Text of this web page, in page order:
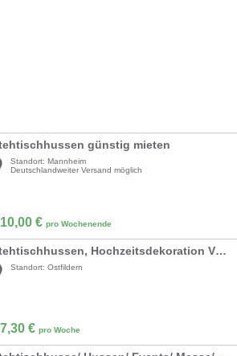
günstig mieten
Standort: Mannheim
Deutschlandweiter Versand möglich
10,00 € pro Wochenende
Stehtischhussen, Hochzeitsdekoration VERLEIH Stretch Stehtischbezug Mieten Hochzeit
Standort: Ostfildern
7,30 € pro Woche